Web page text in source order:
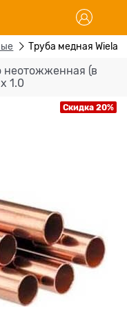
Труба медная
неотожженная (в
1.0
Скидка 20%